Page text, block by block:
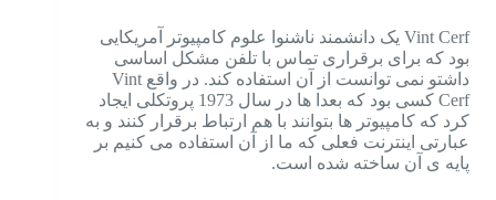
Vint Cerf یک دانشمند ناشنوا علوم کامپیوتر آمریکایی
بود که برای برقراری تماس با تلفن مشکل اساسی
داشتو نمی توانست از آن استفاده کند.
در واقع Vint
Cerf کسی بود که بعدا ها در سال 1973 پروتکلی ایجاد
کرد که کامپیوتر ها بتوانند با هم ارتباط برقرار کنند و به
عبارتی اینترنت فعلی که ما از آن استفاده می کنیم بر
پایه ی آن ساخته شده است.